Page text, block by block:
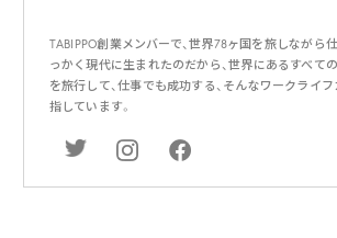
TABIPPO創業メンバーで、世界78ヶ国を旅しながら
っかく現代に生まれたのだから、世界にあるすべて
を旅行して、仕事でも成功する、そんなワークライ
指しています。